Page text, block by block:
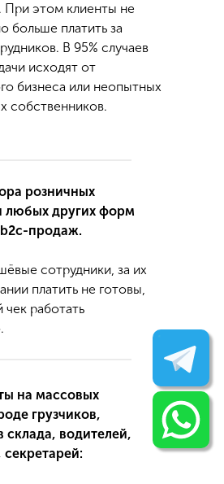
розничных
любых других форм
продаж.
сотрудники, за их
платить не готовы,
чек работать
При этом клиенты не
больше платить за
В 95% случаев
исходят от
бизнеса или неопытных
собственников.
на массовых
грузчиков,
склада, водителей,